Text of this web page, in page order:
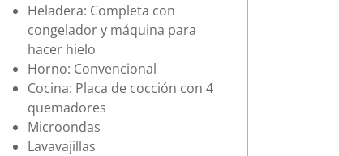
Heladera: Completa con
congelador y máquina para
hacer hielo
Horno: Convencional
Cocina: Placa de cocción con 4
quemadores
Microondas
Lavavajillas